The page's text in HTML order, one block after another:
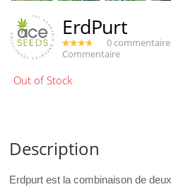
ErdPurt
0
Commentaire
Description
Erdpurt est la combinaison de